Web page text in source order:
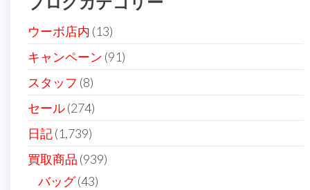
シ
ョ
ン
ウーボ店内 (13)
キャンペーン (91)
スタッフ (8)
セール(274)
日記(1,739)
買取商品 (939)
バッグ(43)